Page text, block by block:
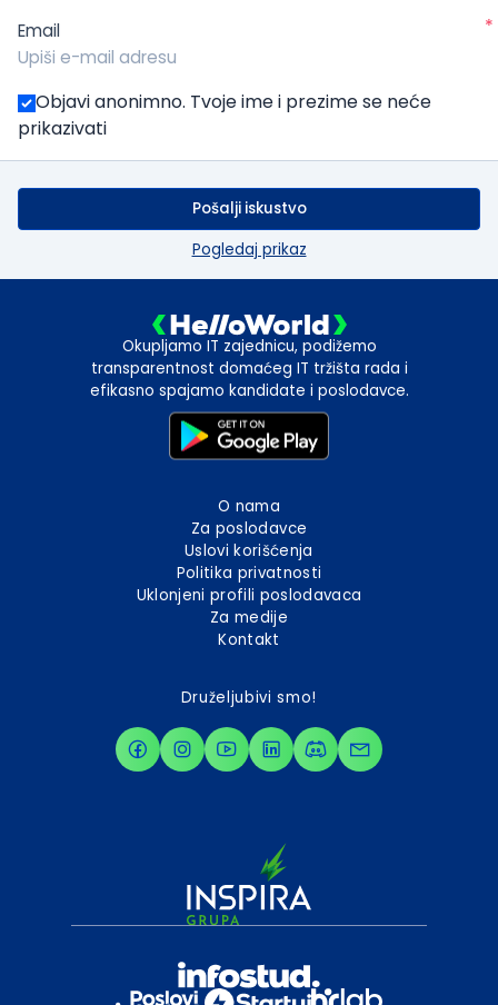
Email *
Objavi anonimno. Tvoje ime i prezime se neće
prikazivati
Pošalji iskustvo
Pogledaj prikaz
Okupljamo IT zajednicu, podižemo
transparentnost domaćeg IT tržišta rada i
efikasno spajamo kandidate i poslodavce.
O nama
Za poslodavce
Uslovi korišćenja
Politika privatnosti
Uklonjeni profili poslodavaca
Za medije
Kontakt
Druželjubivi smo!